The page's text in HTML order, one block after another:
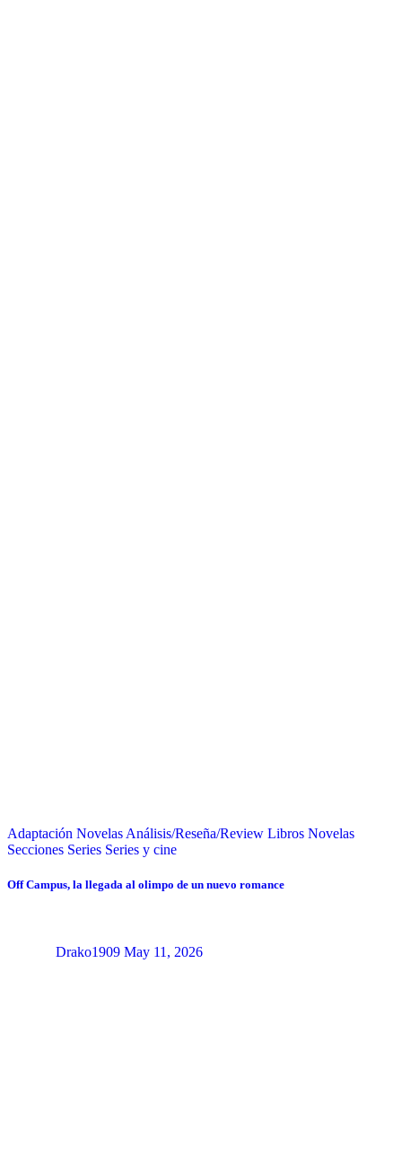
Adaptación Novelas Análisis/Reseña/Review Libros Novelas
Secciones Series Series y cine
Off Campus, la llegada al olimpo de un nuevo romance
Drako1909 May 11, 2026